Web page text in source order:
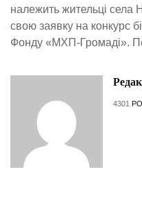
належить жительці села
свою заявку на конкурс
Фонду «МХП-Громаді».
4301